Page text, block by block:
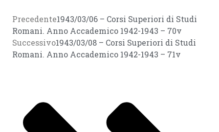
Precedente1943/03/06 – Corsi Superiori di Studi
Romani. Anno Accademico 1942-1943 – 70v
Successivo1943/03/08 – Corsi Superiori di Studi
Romani. Anno Accademico 1942-1943 – 71v